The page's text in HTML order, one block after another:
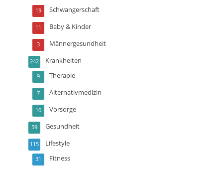
Schwangerschaft
19
Baby & Kinder
11
Männergesundheit
3
Krankheiten
242
Therapie
9
Alternativmedizin
7
Vorsorge
10
Gesundheit
59
Lifestyle
115
Fitness
31